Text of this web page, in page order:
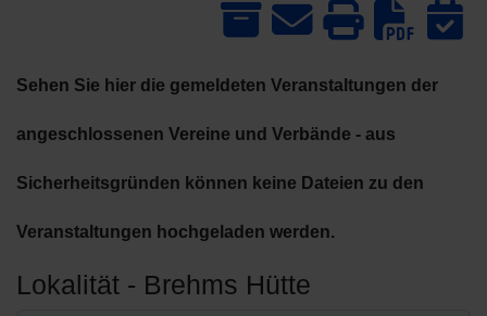
Sehen Sie hier die gemeldeten Veranstaltungen der
angeschlossenen Vereine und Verbände - aus
Sicherheitsgründen können keine Dateien zu den
Veranstaltungen hochgeladen werden.
Lokalität - Brehms Hütte